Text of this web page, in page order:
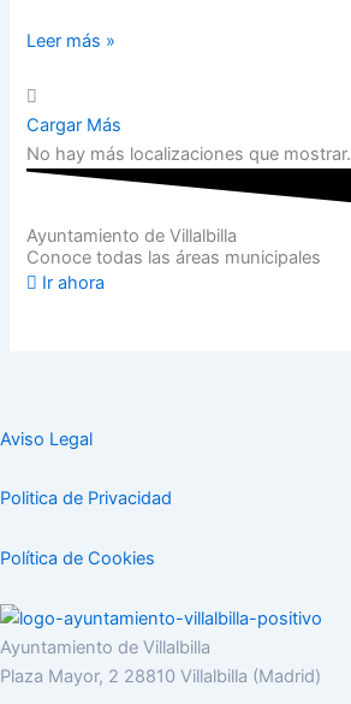
Leer más »
Cargar Más
No hay más localizaciones que mostrar.
Ayuntamiento de Villalbilla
Conoce todas las áreas municipales
Ir ahora
Aviso Legal
Politica de Privacidad
Política de Cookies
Ayuntamiento de Villalbilla
Plaza Mayor, 2 28810 Villalbilla (Madrid)